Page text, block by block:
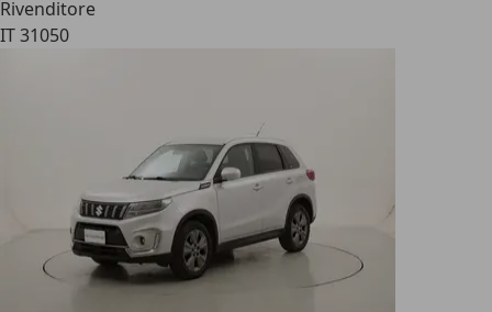
Rivenditore
IT 31050